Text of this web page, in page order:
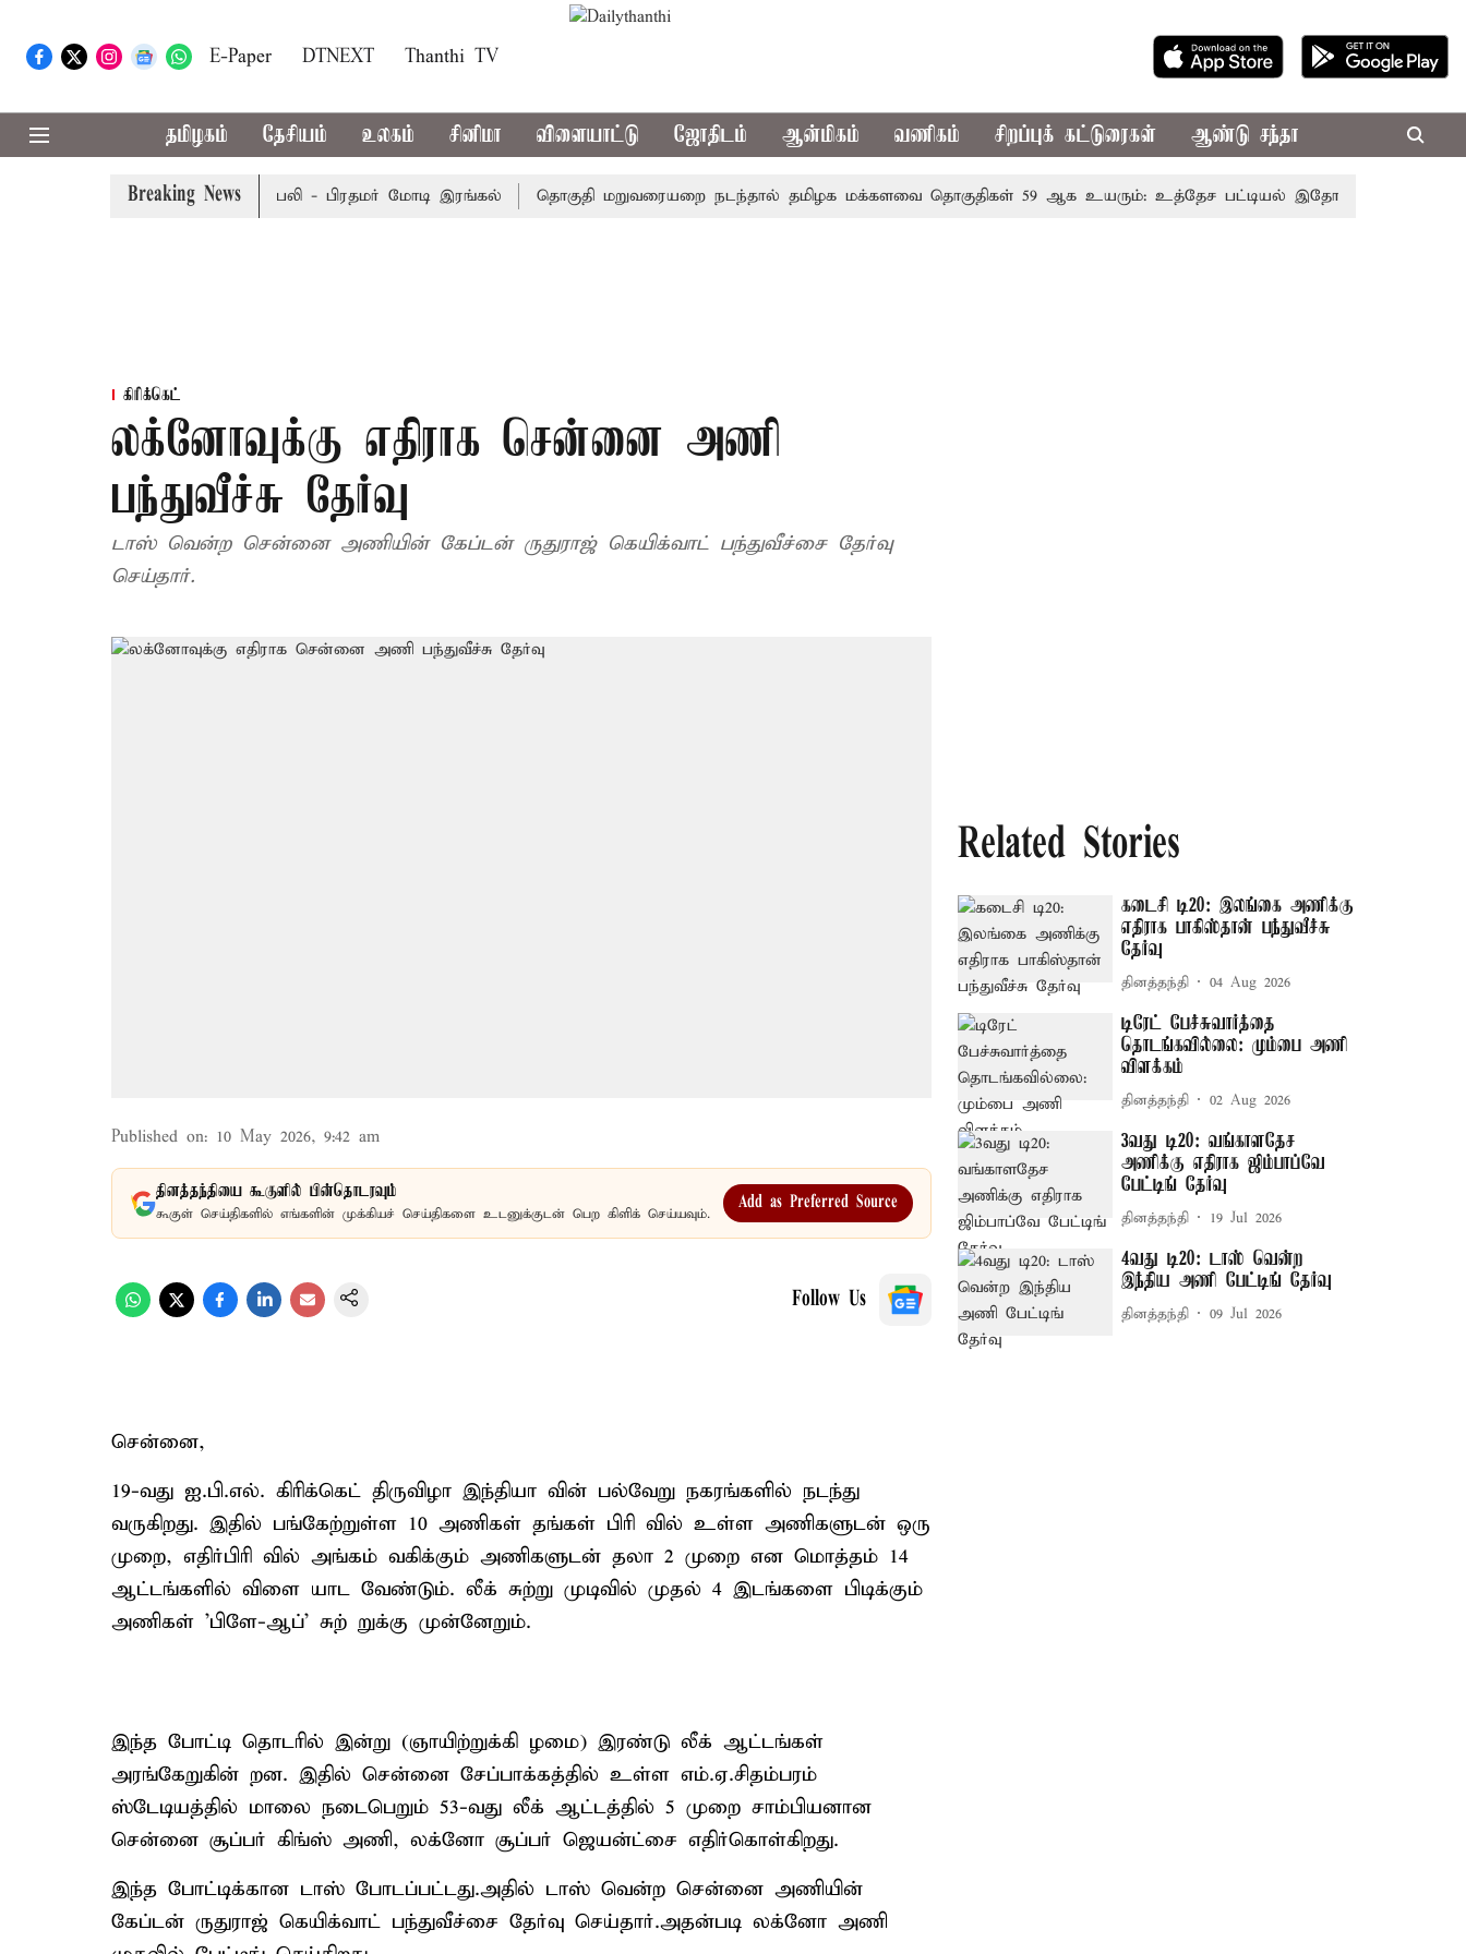
E-Paper DTNEXT Thanthi TV
தமிழகம் தேசியம் உலகம் சினிமா விளையாட்டு ஜோதிடம் ஆன்மிகம் வணிகம் சிறப்புக் கட்டுரைகள் ஆண்டு சந்தா
Breaking News
பேருந்து விபத்து; 7 பேர் பலி - பிரதமர் மோடி இரங்கல் தொகுதி மறுவரையறை நடந்தால் தமிழக மக்களவை தொகுதிகள் 59 ஆக உயரும்: உத்தேச பட்டியல் இதோ! முதல்-அமைச்சர்
கிரிக்கெட்
லக்னோவுக்கு எதிராக சென்னை அணி
பந்துவீச்சு தேர்வு
டாஸ் வென்ற சென்னை அணியின் கேப்டன் ருதுராஜ் கெயிக்வாட் பந்துவீச்சை தேர்வு
செய்தார்.
Published on: 10 May 2026, 9:42 am
தினத்தந்தியை கூகுளில் பின்தொடரவும்
கூகுள் செய்திகளில் எங்களின் முக்கியச் செய்திகளை உடனுக்குடன் பெற கிளிக் செய்யவும்.
Add as Preferred Source
Follow Us
சென்னை,
19-வது ஐ.பி.எல். கிரிக்கெட் திருவிழா இந்தியா வின் பல்வேறு நகரங்களில் நடந்து
வருகிறது. இதில் பங்கேற்றுள்ள 10 அணிகள் தங்கள் பிரி வில் உள்ள அணிகளுடன் ஒரு
முறை, எதிர்பிரி வில் அங்கம் வகிக்கும் அணிகளுடன் தலா 2 முறை என மொத்தம் 14
ஆட்டங்களில் விளை யாட வேண்டும். லீக் சுற்று முடிவில் முதல் 4 இடங்களை பிடிக்கும்
அணிகள் 'பிளே-ஆப்' சுற் றுக்கு முன்னேறும்.
இந்த போட்டி தொடரில் இன்று (ஞாயிற்றுக்கி ழமை) இரண்டு லீக் ஆட்டங்கள்
அரங்கேறுகின் றன. இதில் சென்னை சேப்பாக்கத்தில் உள்ள எம்.ஏ.சிதம்பரம்
ஸ்டேடியத்தில் மாலை நடைபெறும் 53-வது லீக் ஆட்டத்தில் 5 முறை சாம்பியனான
சென்னை சூப்பர் கிங்ஸ் அணி, லக்னோ சூப்பர் ஜெயன்ட்சை எதிர்கொள்கிறது.
இந்த போட்டிக்கான டாஸ் போடப்பட்டது.அதில் டாஸ் வென்ற சென்னை அணியின்
கேப்டன் ருதுராஜ் கெயிக்வாட் பந்துவீச்சை தேர்வு செய்தார்.அதன்படி லக்னோ அணி
Related Stories
கடைசி டி20: இலங்கை அணிக்கு
எதிராக பாகிஸ்தான் பந்துவீச்சு
தேர்வு
தினத்தந்தி 04 Aug 2026
டிரேட் பேச்சுவார்த்தை
தொடங்கவில்லை: மும்பை அணி
விளக்கம்
தினத்தந்தி 02 Aug 2026
3வது டி20: வங்காளதேச
அணிக்கு எதிராக ஜிம்பாப்வே
பேட்டிங் தேர்வு
தினத்தந்தி 19 Jul 2026
4வது டி20: டாஸ் வென்ற
இந்திய அணி பேட்டிங் தேர்வு
தினத்தந்தி 09 Jul 2026